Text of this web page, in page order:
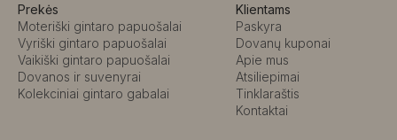
Prekės
Moteriški gintaro papuošalai
Vyriški gintaro papuošalai
Vaikiški gintaro papuošalai
Dovanos ir suvenyrai
Kolekciniai gintaro gabalai
Klientams
Paskyra
Dovanų kuponai
Apie mus
Atsiliepimai
Tinklaraštis
Kontaktai